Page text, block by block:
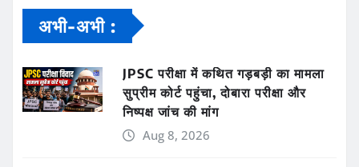
अभी-अभी :
JPSC परीक्षा में कथित गड़बड़ी का मामला
सुप्रीम कोर्ट पहुंचा, दोबारा परीक्षा और
निष्पक्ष जांच की मांग
Aug 8, 2026